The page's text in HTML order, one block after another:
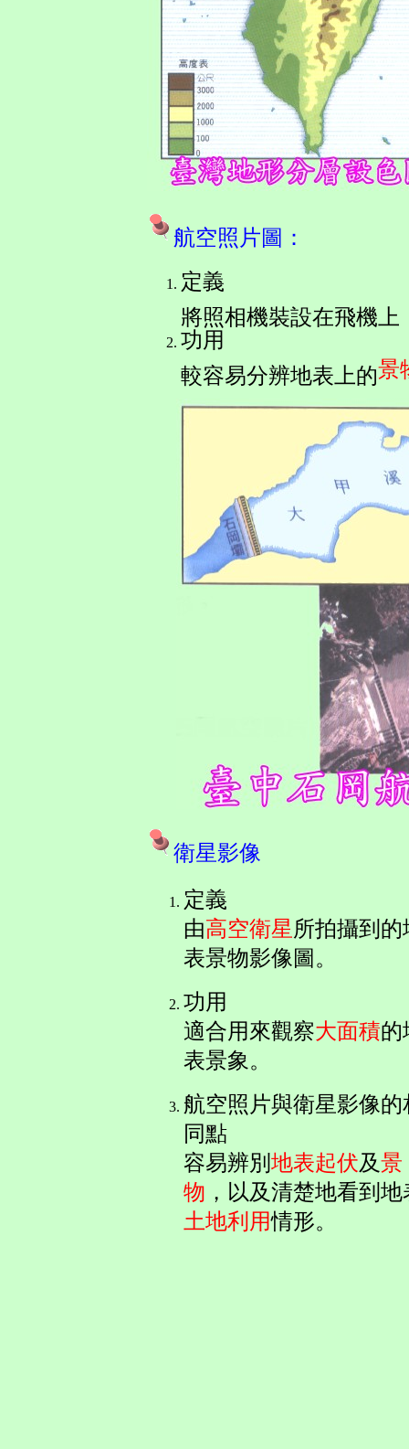
航空照片圖 ：
定義
將照相機裝設在飛機上
功用
較容易分辨地表上的景
衛星影像
定義
由高空衛星所拍攝到的
表景物影像圖 。
功用
適合用來觀察大面積的
表景象。
航空照片與衛星影像的
同點
容易辨別 地表起伏及景
物 ，以及清楚地看到地
土地利用情形。